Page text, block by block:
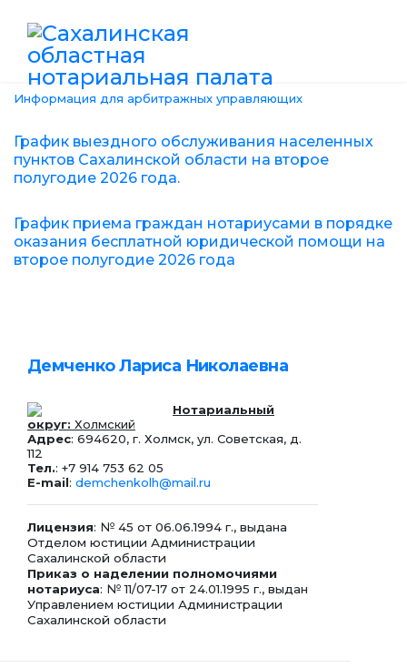
Информация для арбитражных управляющих
График выездного обслуживания населенных
пунктов Сахалинской области на второе
полугодие 2026 года.
График приема граждан нотариусами в порядке
оказания бесплатной юридической помощи на
второе полугодие 2026 года
Демченко Лариса Николаевна
Нотариальный
округ: Холмский
Адрес: 694620, г. Холмск, ул. Советская, д.
112
Тел.: +7 914 753 62 05
E-mail: demchenkolh@mail.ru
Лицензия: № 45 от 06.06.1994 г., выдана
Отделом юстиции Администрации
Сахалинской области
Приказ о наделении полномочиями
нотариуса: № 11/07-17 от 24.01.1995 г., выдан
Управлением юстиции Администрации
Сахалинской области